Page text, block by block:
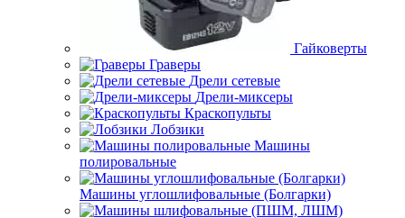
Гайковерты
Граверы
Дрели сетевые
Дрели-миксеры
Краскопульты
Лобзики
Машины
полировальные
Машины углошлифовальные (Болгарки)